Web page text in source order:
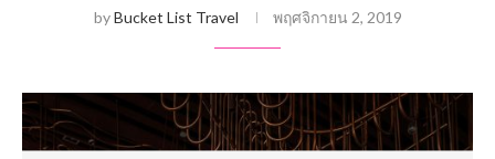
byBucket List Travel พฤศจิกายน 2, 2019